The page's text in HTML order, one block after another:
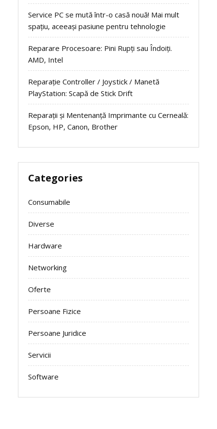
Service PC se mută într-o casă nouă! Mai mult
spațiu, aceeași pasiune pentru tehnologie
Reparare Procesoare: Pini Rupți sau Îndoiți.
AMD, Intel
Reparație Controller / Joystick / Manetă
PlayStation: Scapă de Stick Drift
Reparații și Mentenanță Imprimante cu Cerneală:
Epson, HP, Canon, Brother
Categories
Consumabile
Diverse
Hardware
Networking
Oferte
Persoane Fizice
Persoane Juridice
Servicii
Software